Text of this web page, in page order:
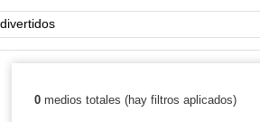
Palabra o frase:
Resultados de: divertidos
0medios totales (hay filtros aplicados)